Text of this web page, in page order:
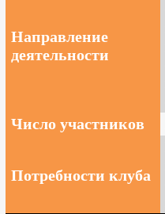
Направление
деятельности
Число участников
Потребности клуба